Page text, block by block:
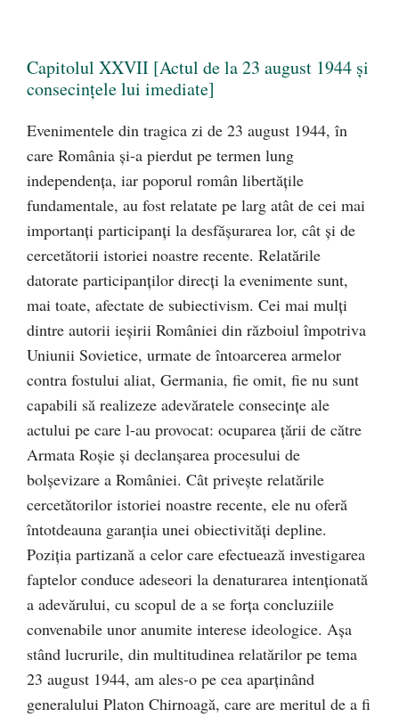
Capitolul XXVII [Actul de la 23 august 1944 şi
consecinţele lui imediate]
Evenimentele din tragica zi de 23 august 1944, în
care România şi-a pierdut pe termen lung
independenţa, iar poporul român libertăţile
fundamentale, au fost relatate pe larg atât de cei mai
importanţi participanţi la desfăşurarea lor, cât şi de
cercetătorii istoriei noastre recente. Relatările
datorate participanţilor direcţi la evenimente sunt,
mai toate, afectate de subiectivism. Cei mai mulţi
dintre autorii ieşirii României din războiul împotriva
Uniunii Sovietice, urmate de întoarcerea armelor
contra fostului aliat, Germania, fie omit, fie nu sunt
capabili să realizeze adevăratele consecinţe ale
actului pe care l-au provocat: ocuparea ţării de către
Armata Roşie şi declanşarea procesului de
bolşevizare a României. Cât priveşte relatările
cercetătorilor istoriei noastre recente, ele nu oferă
întotdeauna garanţia unei obiectivităţi depline.
Poziţia partizană a celor care efectuează investigarea
faptelor conduce adeseori la denaturarea intenţionată
a adevărului, cu scopul de a se forţa concluziile
convenabile unor anumite interese ideologice. Aşa
stând lucrurile, din multitudinea relatărilor pe tema
23 august 1944, am ales-o pe cea aparţinând
generalului Platon Chirnoagă, care are meritul de a fi